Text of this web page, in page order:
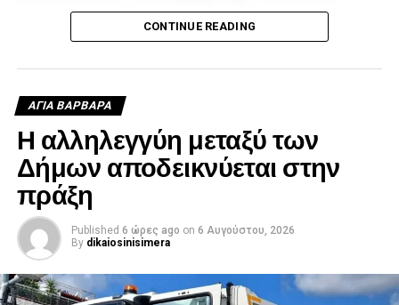
CONTINUE READING
ΑΓΙΑ ΒΑΡΒΑΡΑ
Η αλληλεγγύη μεταξύ των
Δήμων αποδεικνύεται στην
πράξη
Published 6 ώρες ago on 6 Αυγούστου, 2026
By dikaiosinisimera